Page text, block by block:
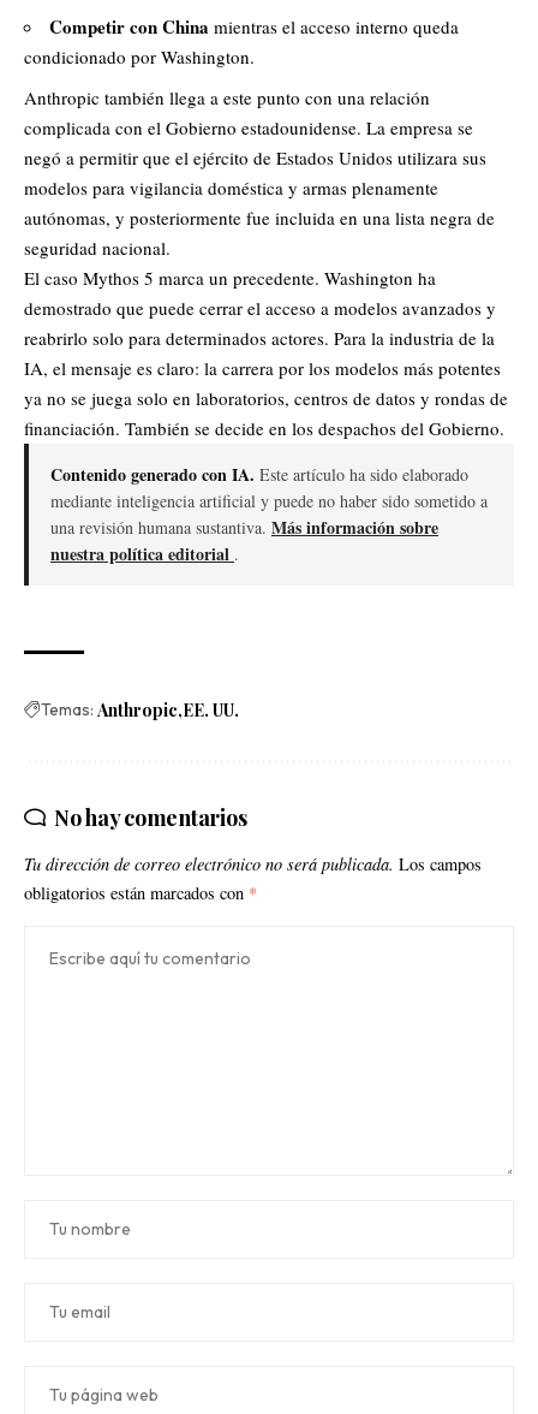
Competir con China mientras el acceso interno queda
condicionado por Washington.
Anthropic también llega a este punto con una relación
complicada con el Gobierno estadounidense. La empresa se
negó a permitir que el ejército de Estados Unidos utilizara sus
modelos para vigilancia doméstica y armas plenamente
autónomas, y posteriormente fue incluida en una lista negra de
seguridad nacional.
El caso Mythos 5 marca un precedente. Washington ha
demostrado que puede cerrar el acceso a modelos avanzados y
reabrirlo solo para determinados actores. Para la industria de la
IA, el mensaje es claro: la carrera por los modelos más potentes
ya no se juega solo en laboratorios, centros de datos y rondas de
financiación. También se decide en los despachos del Gobierno.
Contenido generado con IA. Este artículo ha sido elaborado
mediante inteligencia artificial y puede no haber sido sometido a
una revisión humana sustantiva. Más información sobre
nuestra política editorial .
Temas: Anthropic EE. UU.
No hay comentarios
Tu dirección de correo electrónico no será publicada. Los campos
obligatorios están marcados con *